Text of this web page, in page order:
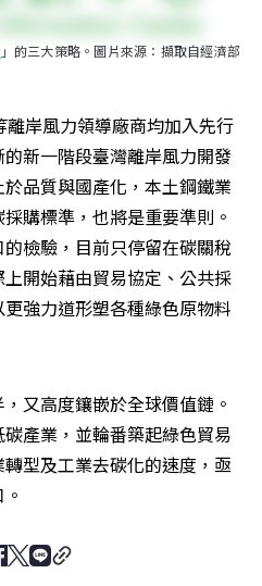
」的三大策略。圖片來源：擷取自經濟部
岸風力領導廠商均加入先行
新一階段臺灣離岸風力開發
品質與國產化，本土鋼鐵業
購標準，也將是重要準則。
檢驗，目前只停留在碳關稅
開始藉由貿易協定、公共採
強力道形塑各種綠色原物料
又高度鑲嵌於全球價值鏈。
產業，並輪番築起綠色貿易
型及工業去碳化的速度，亟